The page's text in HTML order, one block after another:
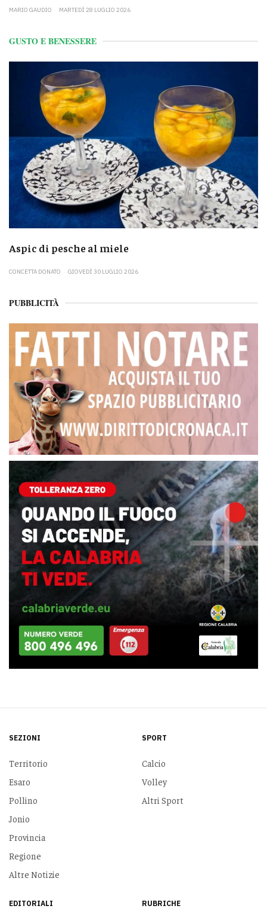
MARIO GAUDIO MARTEDÌ 28 LUGLIO 2026
GUSTO E BENESSERE
Aspic di pesche al miele
CONCETTA DONATO GIOVEDÌ 30 LUGLIO 2026
PUBBLICITÀ
SEZIONI
Territorio
Esaro
Pollino
Jonio
Provincia
Regione
Altre Notizie
SPORT
Calcio
Volley
Altri Sport
EDITORIALI RUBRICHE